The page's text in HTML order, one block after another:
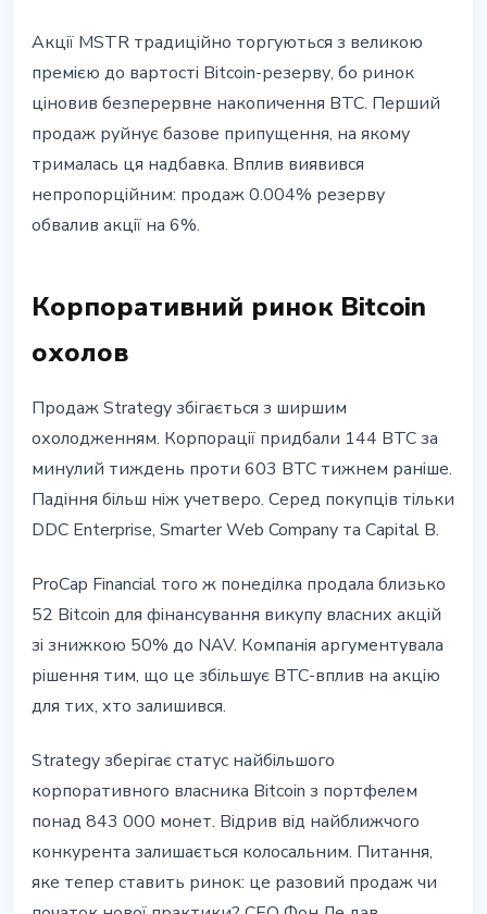
Акції MSTR традиційно торгуються з великою
премією до вартості Bitcoin-резерву, бо ринок
ціновив безперервне накопичення BTC. Перший
продаж руйнує базове припущення, на якому
трималась ця надбавка. Вплив виявився
непропорційним: продаж 0.004% резерву
обвалив акції на 6%.
Корпоративний ринок Bitcoin
охолов
Продаж Strategy збігається з ширшим
охолодженням. Корпорації придбали 144 BTC за
минулий тиждень проти 603 BTC тижнем раніше.
Падіння більш ніж учетверо. Серед покупців тільки
DDC Enterprise, Smarter Web Company та Capital B.
ProCap Financial того ж понеділка продала близько
52 Bitcoin для фінансування викупу власних акцій
зі знижкою 50% до NAV. Компанія аргументувала
рішення тим, що це збільшує BTC-вплив на акцію
для тих, хто залишився.
Strategy зберігає статус найбільшого
корпоративного власника Bitcoin з портфелем
понад 843 000 монет. Відрив від найближчого
конкурента залишається колосальним. Питання,
яке тепер ставить ринок: це разовий продаж чи